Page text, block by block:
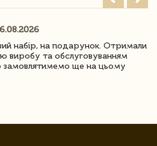
набір, на подарунок. Отримали
виробу та обслуговуванням
замовлятимемо ще на цьому